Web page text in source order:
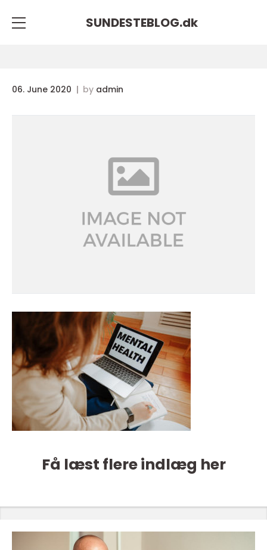
SUNDESTEBLOG.dk
06. June 2020 by admin
Få læst flere indlæg her